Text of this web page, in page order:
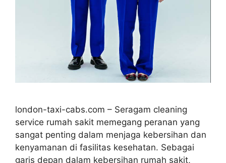
london-taxi-cabs.com – Seragam cleaning
service rumah sakit memegang peranan yang
sangat penting dalam menjaga kebersihan dan
kenyamanan di fasilitas kesehatan. Sebagai
garis depan dalam kebersihan rumah sakit,